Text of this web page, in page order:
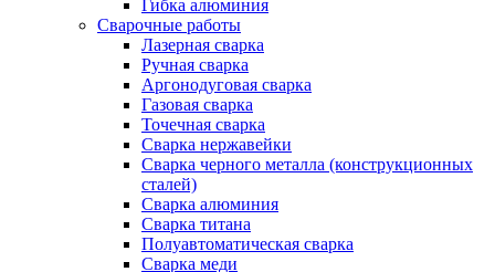
Гибка алюминия
Сварочные работы
Лазерная сварка
Ручная сварка
Аргонодуговая сварка
Газовая сварка
Точечная сварка
Сварка нержавейки
Сварка черного металла (конструкционных
сталей)
Сварка алюминия
Сварка титана
Полуавтоматическая сварка
Сварка меди